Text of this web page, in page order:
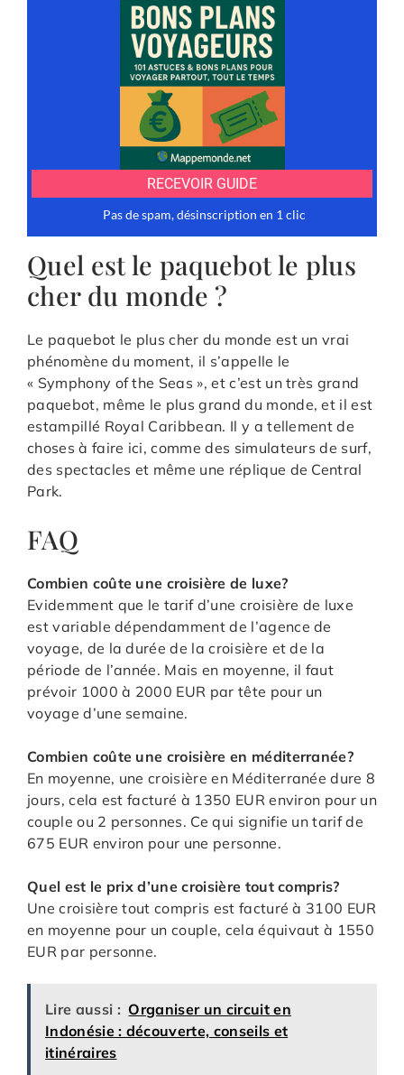
Quel est le paquebot le plus
cher du monde ?
Le paquebot le plus cher du monde est un vrai
phénomène du moment, il s’appelle le
« Symphony of the Seas », et c’est un très grand
paquebot, même le plus grand du monde, et il est
estampillé Royal Caribbean. Il y a tellement de
choses à faire ici, comme des simulateurs de surf,
des spectacles et même une réplique de Central
Park.
FAQ
Combien coûte une croisière de luxe?
Evidemment que le tarif d’une croisière de luxe
est variable dépendamment de l’agence de
voyage, de la durée de la croisière et de la
période de l’année. Mais en moyenne, il faut
prévoir 1000 à 2000 EUR par tête pour un
voyage d’une semaine.
Combien coûte une croisière en méditerranée?
En moyenne, une croisière en Méditerranée dure 8
jours, cela est facturé à 1350 EUR environ pour un
couple ou 2 personnes. Ce qui signifie un tarif de
675 EUR environ pour une personne.
Quel est le prix d’une croisière tout compris?
Une croisière tout compris est facturé à 3100 EUR
en moyenne pour un couple, cela équivaut à 1550
EUR par personne.
Lire aussi : Organiser un circuit en
Indonésie : découverte, conseils et
itinéraires